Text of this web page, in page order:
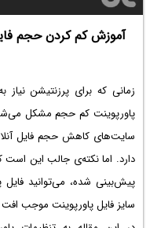
آموزش کم کردن حجم
زمانی که برای پرزنتیشن
پاورپوینت کم حجممشکل
سایت‌هایکاهش حجم فایل
دارد. اما نکته‌ی جالب این است
پیش‌بینی شده، می‌توانید فایل
سایز فایل پاورپوینت موجب افت